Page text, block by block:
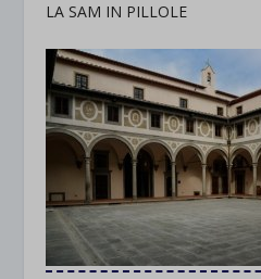
LA SAM IN PILLOLE